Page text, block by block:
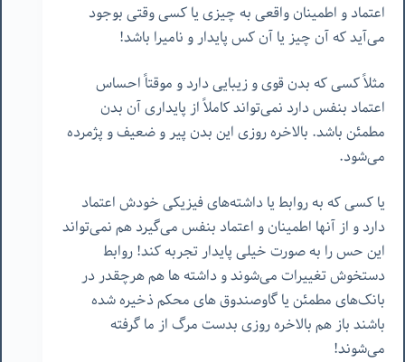
اعتماد و اطمینان واقعی به چیزی یا کسی وقتی بوجود
می‌آید که آن چیز یا آن کس پایدار و نامیرا باشد!
مثلاً کسی که بدن قوی و زیبایی دارد و موقتا‌ً احساس
اعتماد بنفس دارد نمی‌تواند کاملاً از پایداری آن بدن
مطمئن باشد. بالاخره روزی این بدن پیر و ضعیف و پژمرده
می‌شود.
یا کسی که به روابط یا داشته‌های فیزیکی خودش اعتماد
دارد و از آنها اطمینان و اعتماد بنفس می‌گیرد هم نمی‌تواند
این حس را به صورت خیلی پایدار تجربه کند! روابط
دستخوش تغییرات می‌شوند و داشته ها هم هرچقدر در
بانک‌های مطمئن یا گاوصندوق های محکم ذخیره شده
باشند باز هم بالاخره روزی بدست مرگ از ما گرفته
می‌شوند!